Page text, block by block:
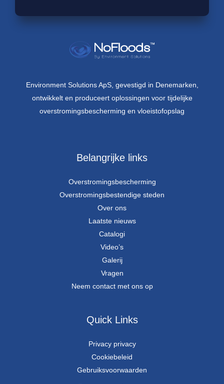
Environment Solutions ApS, gevestigd in Denemarken,
ontwikkelt en produceert oplossingen voor tijdelijke
overstromingsbescherming en vloeistofopslag
Belangrijke links
Overstromingsbescherming
Overstromingsbestendige steden
Over ons
Laatste nieuws
Catalogi
Video’s
Galerij
Vragen
Neem contact met ons op
Quick Links
Privacy privacy
Cookiebeleid
Gebruiksvoorwaarden